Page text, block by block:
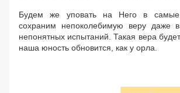
Будем же уповать на Него в
сохраним непоколебимую веру даже
непонятных испытаний. Такая вера
наша юность обновится, как у орла.